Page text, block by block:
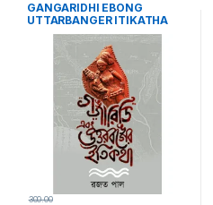
GANGARIDHI EBONG
UTTARBANGER ITIKATHA
300.00